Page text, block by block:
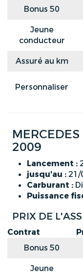
Bonus 50
Jeune
conducteur
Assuré au km
Personnaliser
2009
Lancement :
jusqu'au : 21/
Carburant :
Puissance
PRIX DE
Contrat
Bonus 50
Jeune